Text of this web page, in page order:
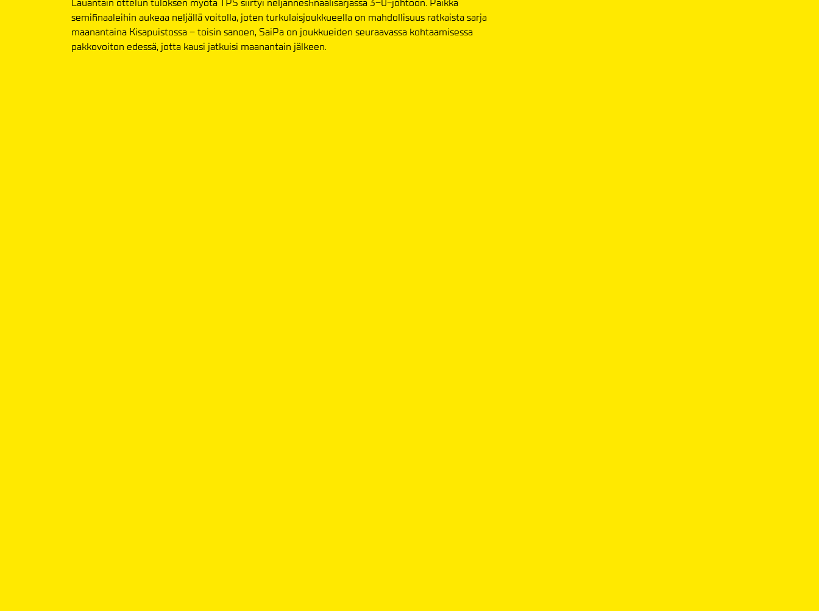
semifinaaleihin aukeaa neljällä voitolla, joten turkulaisjoukkueella on mahdollisuus ratkaista sarja
maanantaina Kisapuistossa – toisin sanoen, SaiPa on joukkueiden seuraavassa kohtaamisessa
pakkovoiton edessä, jotta kausi jatkuisi maanantain jälkeen.